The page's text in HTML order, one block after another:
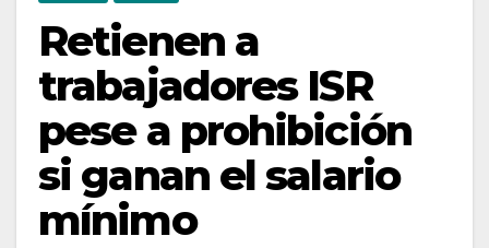
Retienen a
trabajadores ISR
pese a prohibición
si ganan el salario
mínimo